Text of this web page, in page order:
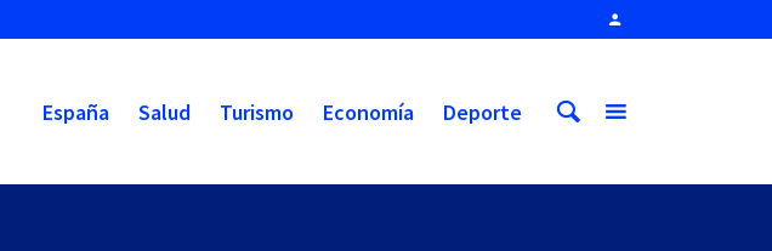
España Salud Turismo Economía Deporte